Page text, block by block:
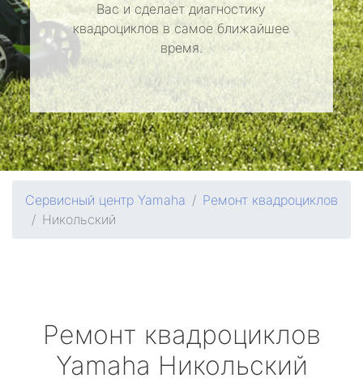
Вас и сделает диагностику
квадроциклов в самое ближайшее
время.
Сервисный центр Yamaha
Ремонт квадроциклов
Никольский
Ремонт квадроциклов
Yamaha Никольский